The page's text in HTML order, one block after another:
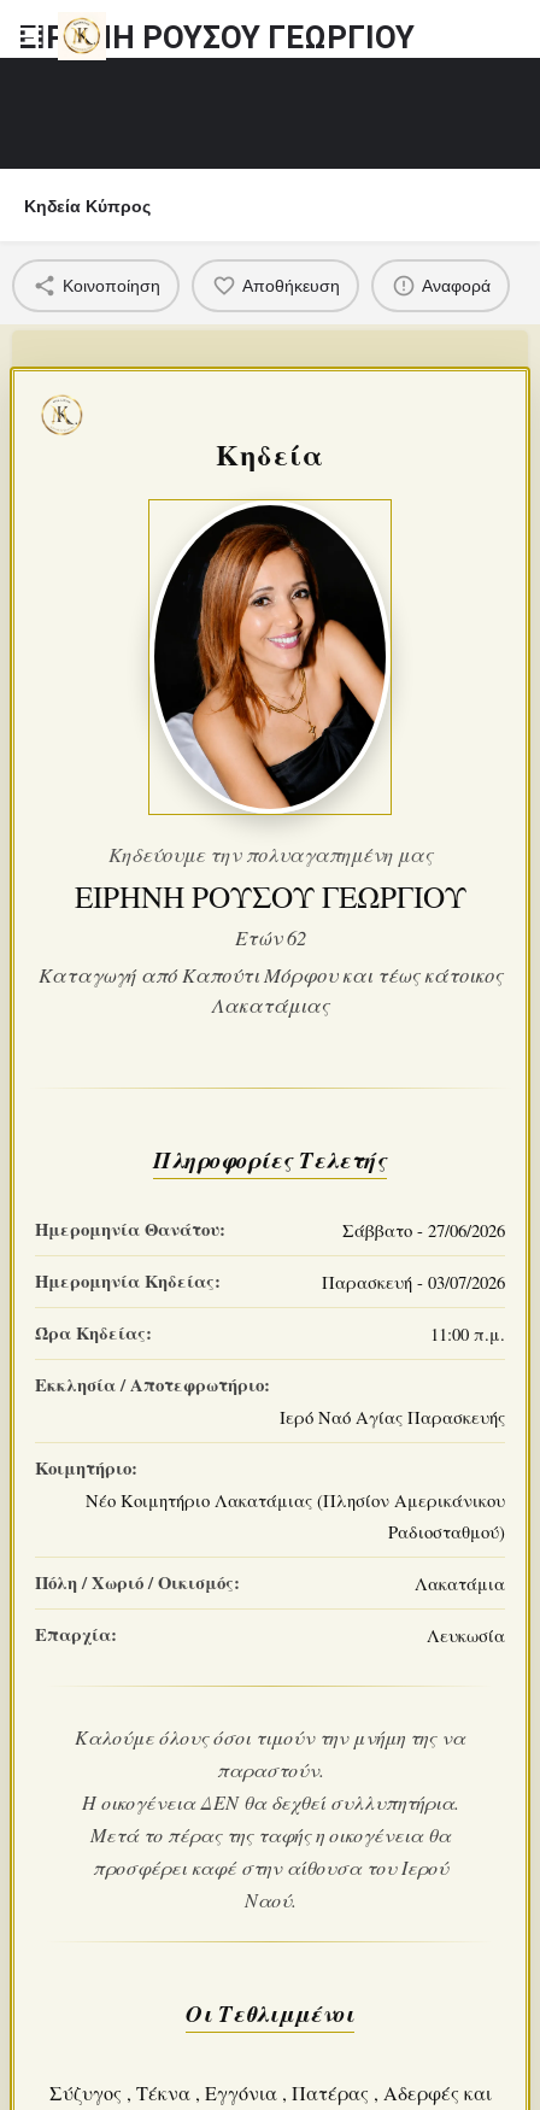
ΕΙΡΗΝΗ ΡΟΥΣΟΥ ΓΕΩΡΓΙΟΥ
Κηδεία Κύπρος
Κοινοποίηση Αποθήκευση Αναφορά
Κηδεία
Κηδεύουμε την πολυαγαπημένη μας
ΕΙΡΗΝΗ ΡΟΥΣΟΥ ΓΕΩΡΓΙΟΥ
Ετών 62
Καταγωγή από Καπούτι Μόρφου και τέως κάτοικος
Λακατάμιας
Πληροφορίες Τελετής
Ημερομηνία Θανάτου: Σάββατο - 27/06/2026
Ημερομηνία Κηδείας: Παρασκευή - 03/07/2026
Ώρα Κηδείας: 11:00 π.μ.
Εκκλησία / Αποτεφρωτήριο:
Ιερό Ναό Αγίας Παρασκευής
Κοιμητήριο:
Νέο Κοιμητήριο Λακατάμιας (Πλησίον Αμερικάνικου
Ραδιοσταθμού)
Πόλη / Χωριό / Οικισμός: Λακατάμια
Επαρχία: Λευκωσία
Καλούμε όλους όσοι τιμούν την μνήμη της να
παραστούν.
Η οικογένεια ΔΕΝ θα δεχθεί συλλυπητήρια.
Μετά το πέρας της ταφής η οικογένεια θα
προσφέρει καφέ στην αίθουσα του Ιερού
Ναού.
Οι Τεθλιμμένοι
Σύζυγος , Τέκνα , Εγγόνια , Πατέρας , Αδερφές και